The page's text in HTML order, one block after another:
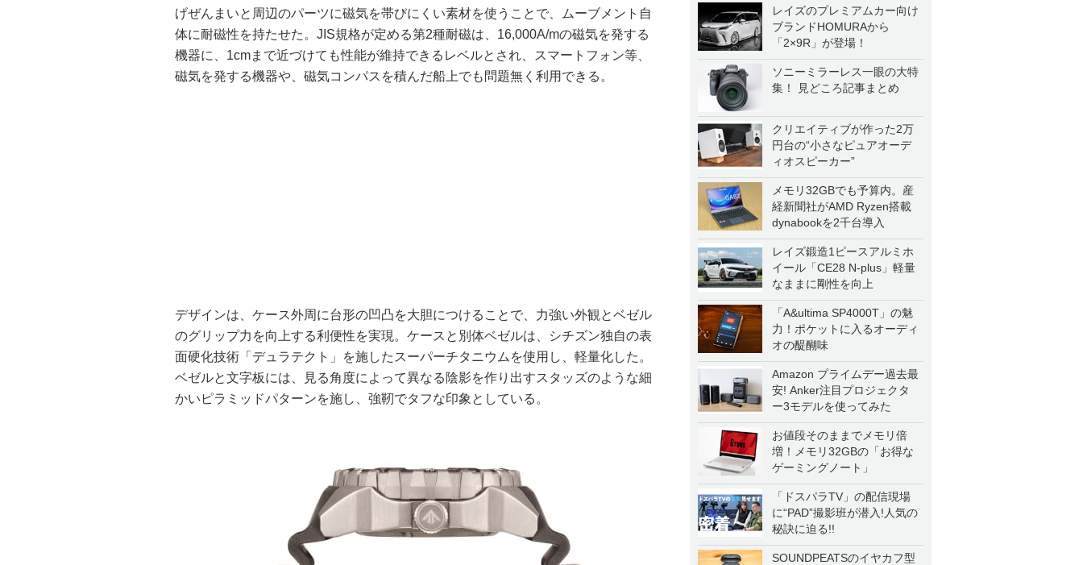
レイズのプレミアムカー向け
ブランドHOMURAから
「2×9R」が登場！
ソニーミラーレス一眼の大特
集！ 見どころ記事まとめ
クリエイティブが作った2万
円台の“小さなピュアオーデ
ィオスピーカー”
メモリ32GBでも予算内。産
経新聞社がAMD Ryzen搭載
dynabookを2千台導入
レイズ鍛造1ピースアルミホ
イール「CE28 N-plus」軽量
なままに剛性を向上
「A&ultima SP4000T」の魅
力！ポケットに入るオーディ
オの醍醐味
Amazon プライムデー過去最
安! Anker注目プロジェクタ
ー3モデルを使ってみた
お値段そのままでメモリ倍
増！メモリ32GBの「お得な
ゲーミングノート」
「ドスパラTV」の配信現場
に“PAD”撮影班が潜入!人気の
秘訣に迫る!!
SOUNDPEATSのイヤカフ型
げぜんまいと周辺のパーツに磁気を帯びにくい素材を使うことで、ムーブメント自
体に耐磁性を持たせた。JIS規格が定める第2種耐磁は、16,000A/mの磁気を発する
機器に、1cmまで近づけても性能が維持できるレベルとされ、スマートフォン等、
磁気を発する機器や、磁気コンパスを積んだ船上でも問題無く利用できる。
デザインは、ケース外周に台形の凹凸を大胆につけることで、力強い外観とベゼル
のグリップ力を向上する利便性を実現。ケースと別体ベゼルは、シチズン独自の表
面硬化技術「デュラテクト」を施したスーパーチタニウムを使用し、軽量化した。
ベゼルと文字板には、見る角度によって異なる陰影を作り出すスタッズのような細
かいピラミッドパターンを施し、強靭でタフな印象としている。